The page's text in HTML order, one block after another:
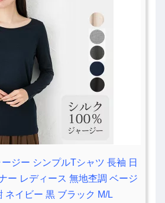
ジー シンプルTシャツ 長袖 日
ー レディース 無地杢調 ベージ
ネイビー 黒 ブラック M/L